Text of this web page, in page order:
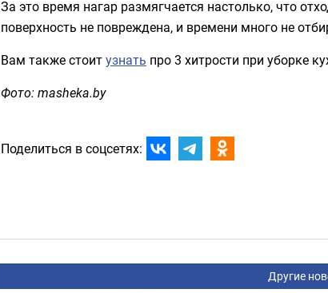
За это время нагар размягчается настолько, что
поверхность не повреждена, и времени много не
Вам также стоитузнать про 3 хитрости при уборке
Фото: masheka.by
Поделиться в соцсетях:
Другие